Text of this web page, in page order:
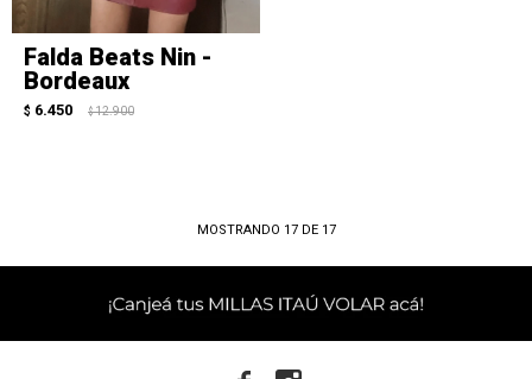
Falda Beats Nin -
Bordeaux
$ 6.450 $ 12.900
MOSTRANDO 17DE 17